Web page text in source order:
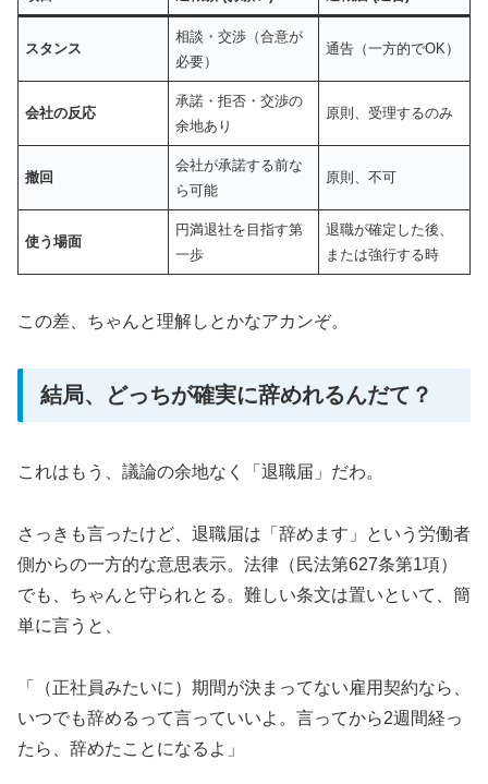
スタンス
相談・交渉（合意が
必要）
通告（一方的でOK）
会社の反応
承諾・拒否・交渉の
余地あり
原則、受理するのみ
撤回
会社が承諾する前な
ら可能
原則、不可
使う場面
円満退社を目指す第
一歩
退職が確定した後、
または強行する時
この差、ちゃんと理解しとかなアカンぞ。
結局、どっちが確実に辞めれるんだて？
これはもう、議論の余地なく「退職届」だわ。
さっきも言ったけど、退職届は「辞めます」という労働者
側からの一方的な意思表示。法律（民法第627条第1項）
でも、ちゃんと守られとる。難しい条文は置いといて、簡
単に言うと、
「（正社員みたいに）期間が決まってない雇用契約なら、
いつでも辞めるって言っていいよ。言ってから2週間経っ
たら、辞めたことになるよ」